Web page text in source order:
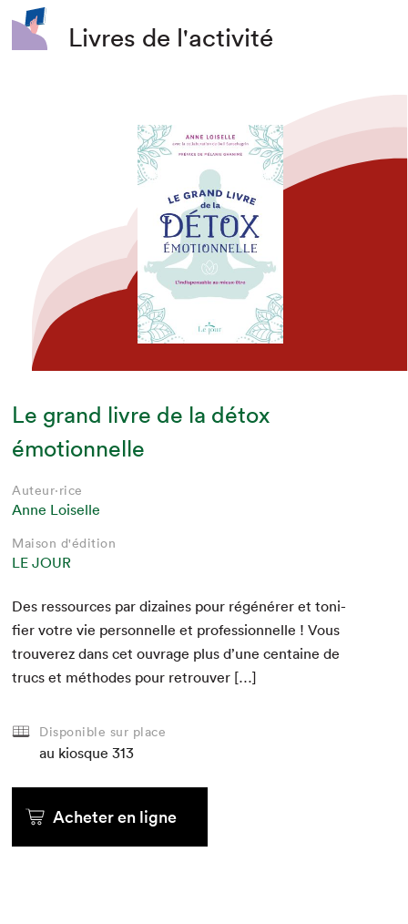
Livres de l'activité
Le grand livre de la détox
émotionnelle
Auteur·rice
Anne Loiselle
Maison d'édition
LE JOUR
Des ressources par dizaines pour régénér­er et toni­
fi­er votre vie per­son­nelle et pro­fes­sion­nelle ! Vous
trou­verez dans cet ouvrage plus d’une cen­taine de
trucs et méth­odes pour retrouver […]
Disponible sur place
au kiosque 313
Acheter en ligne